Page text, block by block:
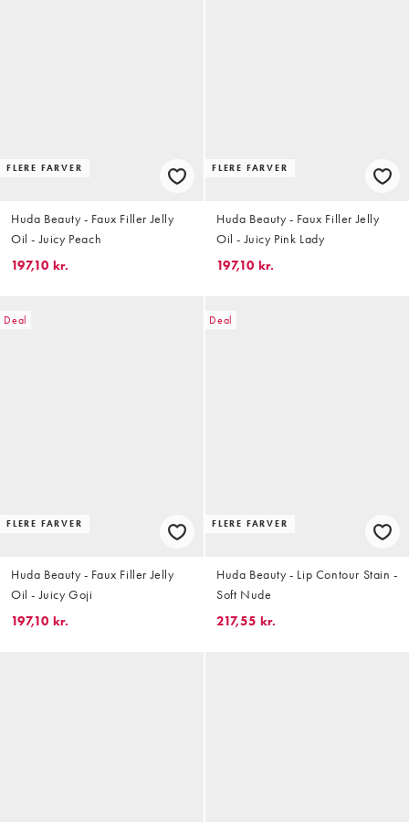
FLERE FARVER
Huda Beauty - Faux Filler Jelly
Oil - Juicy Peach
197,10 kr.
FLERE FARVER
Huda Beauty - Faux Filler Jelly
Oil - Juicy Pink Lady
197,10 kr.
Deal
FLERE FARVER
Huda Beauty - Faux Filler Jelly
Oil - Juicy Goji
197,10 kr.
Deal
FLERE FARVER
Huda Beauty - Lip Contour Stain -
Soft Nude
217,55 kr.